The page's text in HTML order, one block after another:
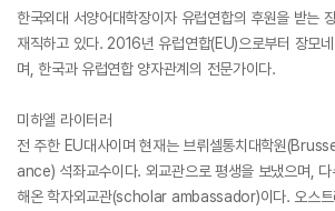
한국외대 서양어대학장이자 유럽연합의 후원을 받는
재직하고 있다. 2016년 유럽연합(EU)으로부터 장모
며, 한국과 유럽연합 양자관계의 전문가이다.
미하엘 라이터러
전 주한 EU대사이며 현재는 브뤼셀통치대학원
ance) 석좌교수이다. 외교관으로 평생을 보냈으며,
해온 학자외교관(scholar ambassador)이다. 오스트